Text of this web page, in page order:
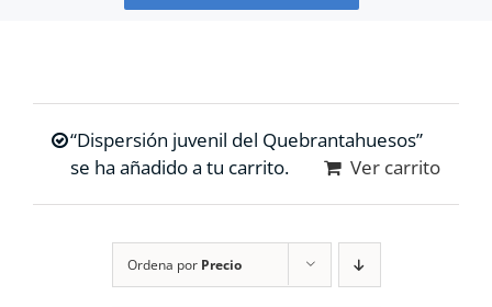
COLABORA
“Dispersión juvenil del Quebrantahuesos”
se ha añadido a tu carrito.
Ver carrito
Ordena por Precio